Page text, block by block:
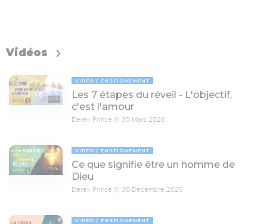
Vidéos
61:05
VIDÉO ENSEIGNEMENT
Les 7 étapes du réveil - L'objectif,
c'est l'amour
Derek Prince 30 Mars 2026
75:04
VIDÉO ENSEIGNEMENT
Ce que signifie être un homme de
Dieu
Derek Prince 30 Décembre 2025
VIDÉO ENSEIGNEMENT